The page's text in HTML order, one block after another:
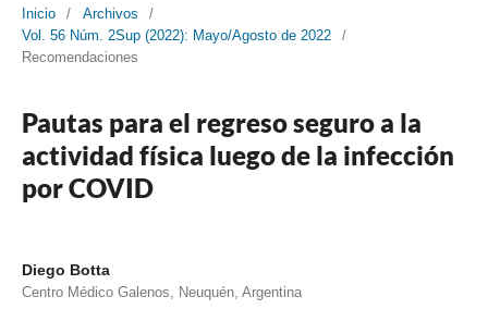
Inicio / Archivos
/
Vol. 56 Núm. 2Sup (2022): Mayo/Agosto de 2022
/
Recomendaciones
Pautas para el regreso seguro a la
actividad física luego de la infección
por COVID
Diego Botta
Centro Médico Galenos, Neuquén, Argentina